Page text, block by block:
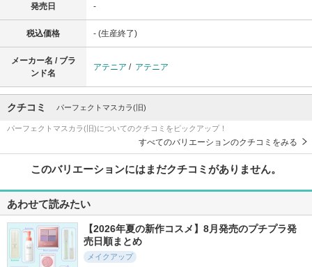
発売日 -
税込価格 - (生産終了)
メーカー名 / ブラ
ンド名
アテニア / アテニア
クチコミ パーフェクトマスカラ(旧)
パーフェクトマスカラ(旧)についてのクチコミをピックアップ！
すべてのバリエーションのクチコミをみる
このバリエーションにはまだクチコミがありません。
あわせて読みたい
【2026年夏の新作コスメ】8月発売のプチプラ発
売日順まとめ
メイクアップ